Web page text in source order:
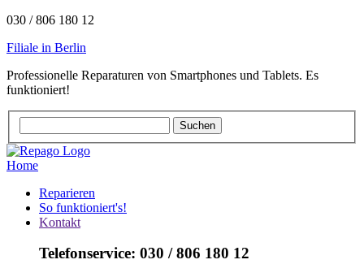
030 / 806 180 12
Filiale in Berlin
Professionelle Reparaturen von Smartphones und Tablets. Es
funktioniert!
Home
Reparieren
So funktioniert's!
Kontakt
Telefonservice: 030 / 806 180 12